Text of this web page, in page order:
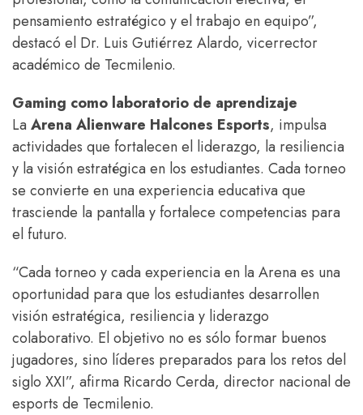
pensamiento estratégico y el trabajo en equipo”,
destacó el Dr. Luis Gutiérrez Alardo, vicerrector
académico de Tecmilenio.
Gaming como laboratorio de aprendizaje
La Arena Alienware Halcones Esports, impulsa
actividades que fortalecen el liderazgo, la resiliencia
y la visión estratégica en los estudiantes. Cada torneo
se convierte en una experiencia educativa que
trasciende la pantalla y fortalece competencias para
el futuro.
“Cada torneo y cada experiencia en la Arena es una
oportunidad para que los estudiantes desarrollen
visión estratégica, resiliencia y liderazgo
colaborativo. El objetivo no es sólo formar buenos
jugadores, sino líderes preparados para los retos del
siglo XXI”, afirma Ricardo Cerda, director nacional de
esports de Tecmilenio.